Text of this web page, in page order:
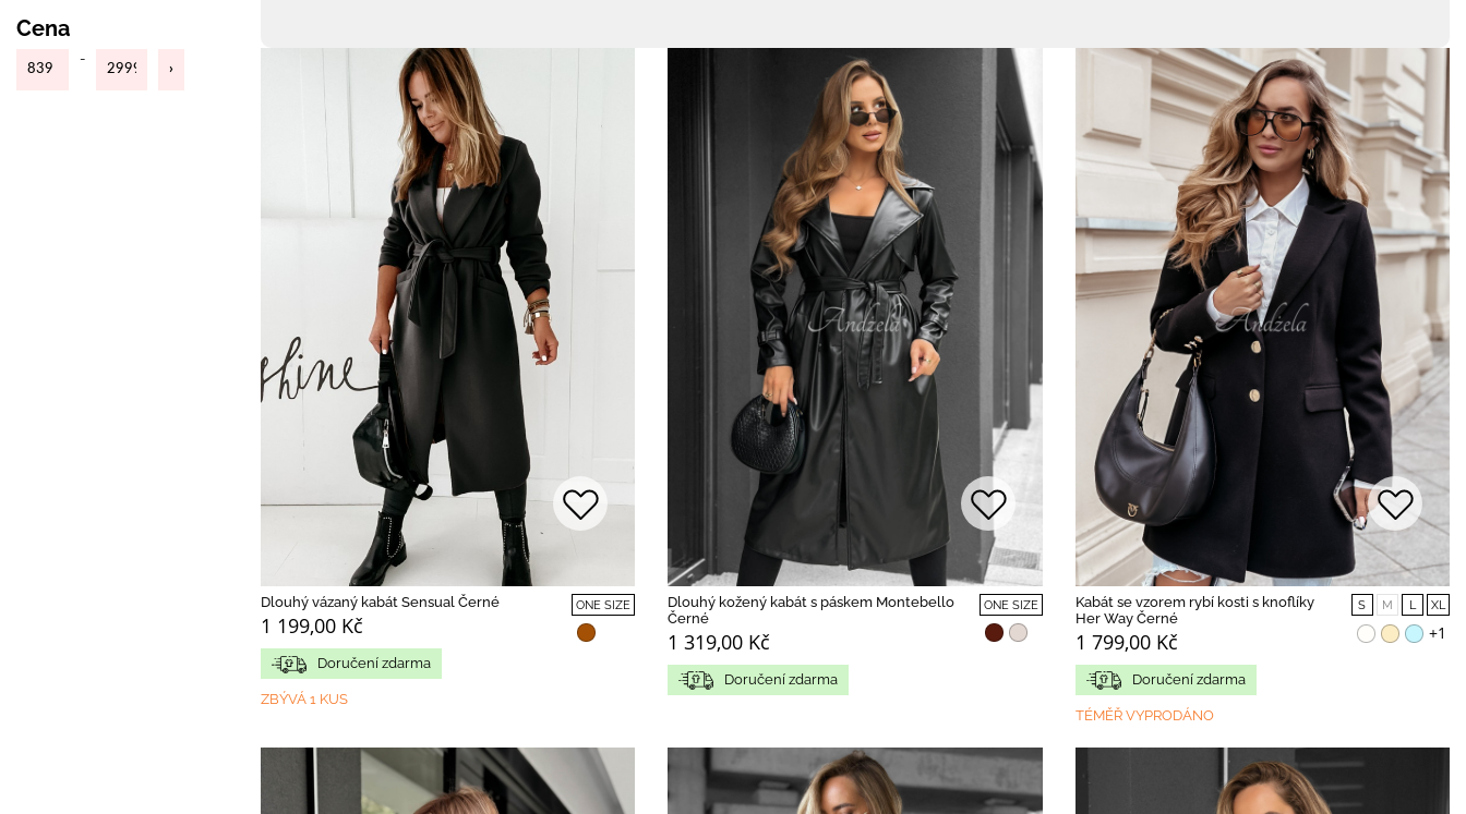
Cena
-
Dlouhý vázaný kabát Sensual Černé
1 199,00 Kč
ONE SIZE
Doručení zdarma
ZBÝVÁ 1 KUS
Dlouhý kožený kabát s páskem Montebello
Černé
1 319,00 Kč
ONE SIZE
Doručení zdarma
Kabát se vzorem rybí kosti s knoflíky
Her Way Černé
1 799,00 Kč
S M L XL
+1
Doručení zdarma
TÉMĚŘ VYPRODÁNO